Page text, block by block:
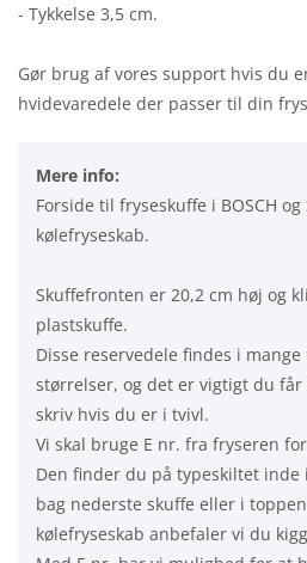
- Tykkelse 3,5 cm.
Gør brug af vores support hvis du
hvidevaredele der passer til din
Mere info:
Forside til fryseskuffe i BOSCH og
kølefryseskab.
Skuffefronten er 20,2 cm høj og
plastskuffe.
Disse reservedele findes i
størrelser, og det er vigtigt du
skriv hvis du er i tvivl.
Vi skal bruge E nr. fra fryseren
Den finder du på typeskiltet inde
bag nederste skuffe eller i
kølefryseskab anbefaler vi du